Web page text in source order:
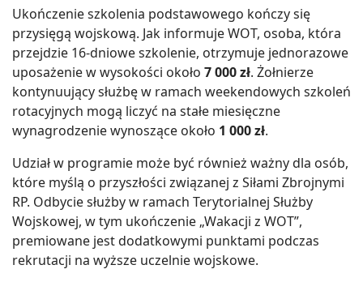
Ukończenie szkolenia podstawowego kończy się
przysięgą wojskową. Jak informuje WOT, osoba, która
przejdzie 16-dniowe szkolenie, otrzymuje jednorazowe
uposażenie w wysokości około 7 000 zł. Żołnierze
kontynuujący służbę w ramach weekendowych szkoleń
rotacyjnych mogą liczyć na stałe miesięczne
wynagrodzenie wynoszące około 1 000 zł.
Udział w programie może być również ważny dla osób,
które myślą o przyszłości związanej z Siłami Zbrojnymi
RP. Odbycie służby w ramach Terytorialnej Służby
Wojskowej, w tym ukończenie „Wakacji z WOT”,
premiowane jest dodatkowymi punktami podczas
rekrutacji na wyższe uczelnie wojskowe.